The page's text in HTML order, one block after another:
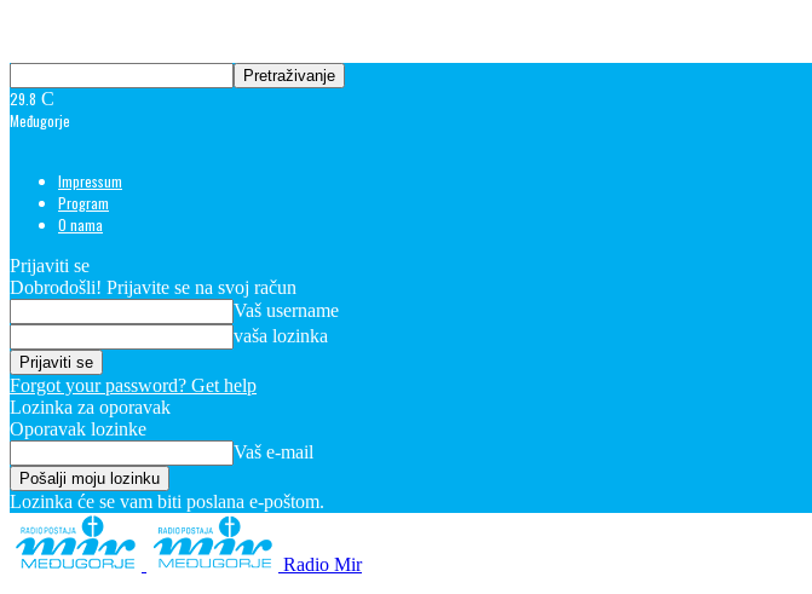
29.8 C
Međugorje
Impressum
Program
O nama
Prijaviti se
Dobrodošli! Prijavite se na svoj račun
Vaš username
vaša lozinka
Forgot your password? Get help
Lozinka za oporavak
Oporavak lozinke
Vaš e-mail
Lozinka će se vam biti poslana e-poštom.
Radio Mir